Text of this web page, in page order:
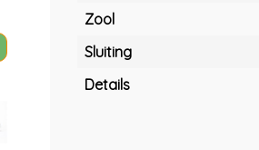
Zool
Sluiting
Details